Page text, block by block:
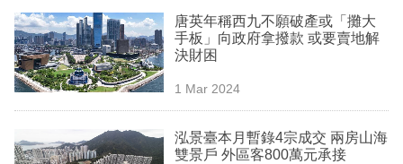
唐英年稱西九不願破產或「攤大
手板」向政府拿撥款 或要賣地解
決財困
1 Mar 2024
泓景臺本月暫錄4宗成交 兩房山海
雙景戶 外區客800萬元承接